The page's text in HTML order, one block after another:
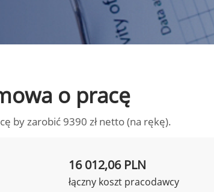
o pracę
by zarobić 9390 zł netto (na rękę).
16 012,06 PLN
łączny koszt pracodawcy